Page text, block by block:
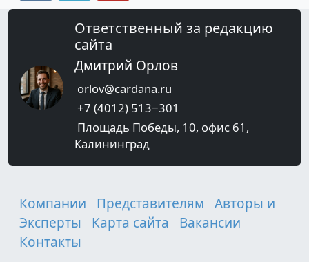
Ответственный за редакцию
сайта
Дмитрий Орлов
orlov@cardana.ru
+7 (4012) 513‒301
Площадь Победы, 10, офис 61,
Калининград
Компании Представителям
Авторы и
Эксперты
Карта сайта
Вакансии
Контакты